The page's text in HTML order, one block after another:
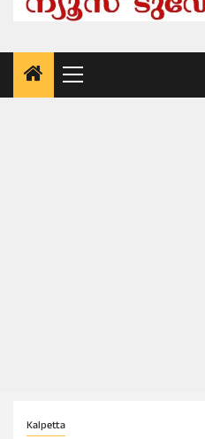
Primary
Menu
Kalpetta